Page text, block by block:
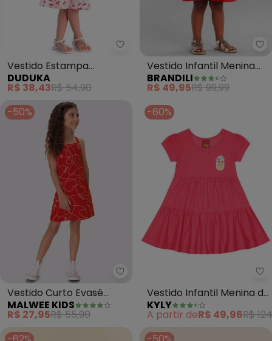
Duduka - Vestido Estampa
Vestido Estampa
Rotativa Cereja
(Vermelho)
DUDUKA
R$ 38,43R$ 54,90
Vestido Infantil Menina
Texturizado (Vermelho)
BRANDILI
R$ 49,95R$ 99,99
-50%
Malwee Kids - Vestido Curto
Vestido Curto Evasê
Corações (Vermelho)
MALWEE KIDS
R$ 27,95R$ 55,90
-60%
Vestido Infantil Menina de
Abacaxi (Vermelho)
KYLY
A partir deR$ 49,96R$